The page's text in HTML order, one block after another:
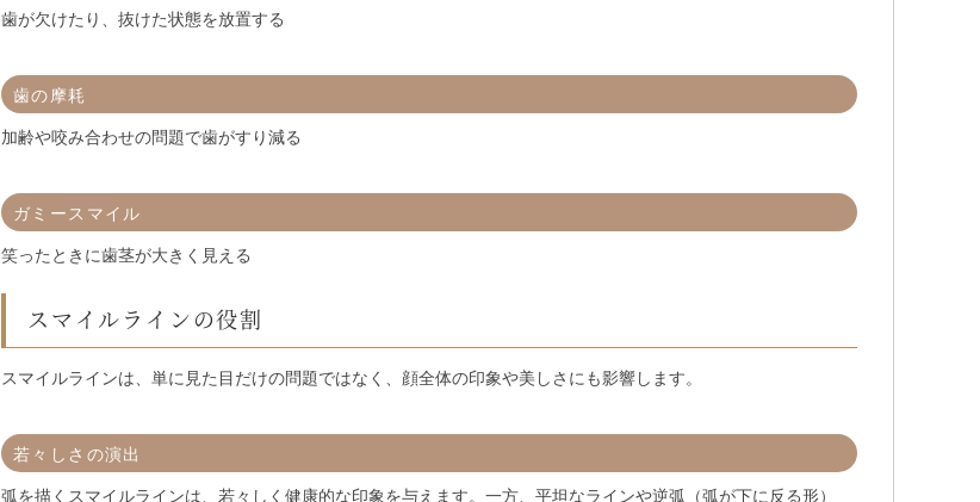
歯が欠けたり、抜けた状態を放置する
歯の摩耗
加齢や咬み合わせの問題で歯がすり減る
ガミースマイル
笑ったときに歯茎が大きく見える
スマイルラインの役割
スマイルラインは、単に見た目だけの問題ではなく、顔全体の印象や美しさにも影響します。
若々しさの演出
弧を描くスマイルラインは、若々しく健康的な印象を与えます。一方、平坦なラインや逆弧（弧が下に反る形）